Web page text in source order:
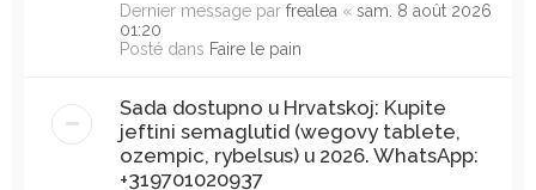
Dernier message par frealea « sam. 8 août 2026
01:20
Posté dans Faire le pain
Sada dostupno u Hrvatskoj: Kupite
jeftini semaglutid (wegovy tablete,
ozempic, rybelsus) u 2026. WhatsApp:
+319701020937